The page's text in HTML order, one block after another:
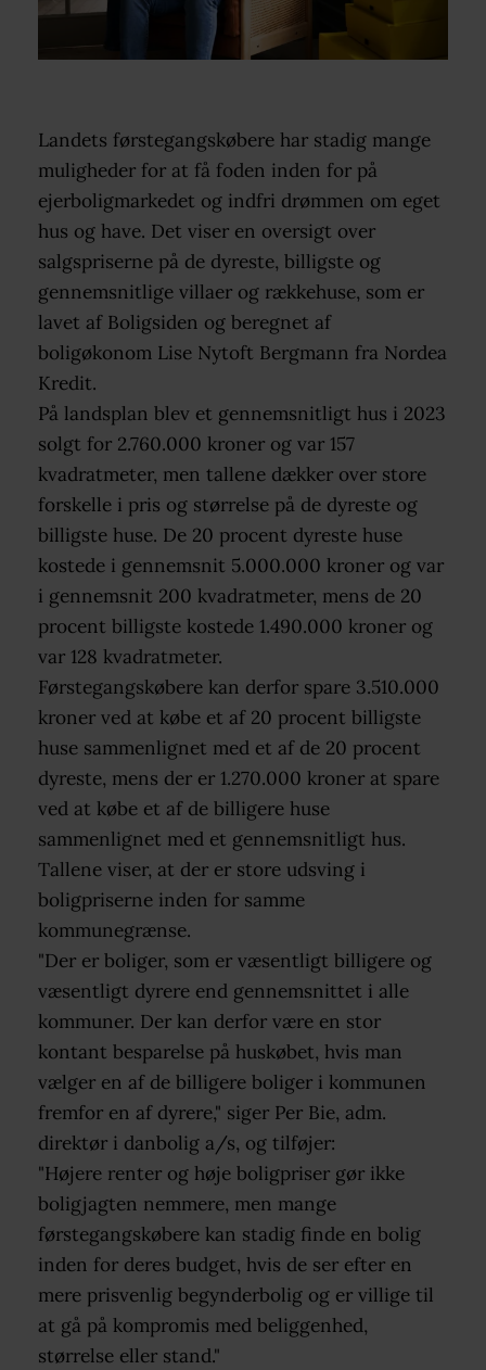
Landets førstegangskøbere har stadig mange
muligheder for at få foden inden for på
ejerboligmarkedet og indfri drømmen om eget
hus og have. Det viser en oversigt over
salgspriserne på de dyreste, billigste og
gennemsnitlige villaer og rækkehuse, som er
lavet af Boligsiden og beregnet af
boligøkonom Lise Nytoft Bergmann fra Nordea
Kredit.
På landsplan blev et gennemsnitligt hus i 2023
solgt for 2.760.000 kroner og var 157
kvadratmeter, men tallene dækker over store
forskelle i pris og størrelse på de dyreste og
billigste huse. De 20 procent dyreste huse
kostede i gennemsnit 5.000.000 kroner og var
i gennemsnit 200 kvadratmeter, mens de 20
procent billigste kostede 1.490.000 kroner og
var 128 kvadratmeter.
Førstegangskøbere kan derfor spare 3.510.000
kroner ved at købe et af 20 procent billigste
huse sammenlignet med et af de 20 procent
dyreste, mens der er 1.270.000 kroner at spare
ved at købe et af de billigere huse
sammenlignet med et gennemsnitligt hus.
Tallene viser, at der er store udsving i
boligpriserne inden for samme
kommunegrænse.
"Der er boliger, som er væsentligt billigere og
væsentligt dyrere end gennemsnittet i alle
kommuner. Der kan derfor være en stor
kontant besparelse på huskøbet, hvis man
vælger en af de billigere boliger i kommunen
fremfor en af dyrere," siger Per Bie, adm.
direktør i danbolig a/s, og tilføjer:
"Højere renter og høje boligpriser gør ikke
boligjagten nemmere, men mange
førstegangskøbere kan stadig finde en bolig
inden for deres budget, hvis de ser efter en
mere prisvenlig begynderbolig og er villige til
at gå på kompromis med beliggenhed,
størrelse eller stand."